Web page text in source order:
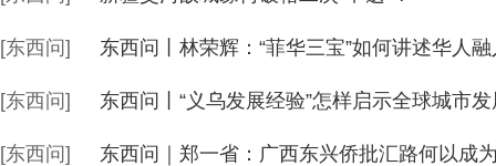
[东西问] 东西问丨林荣辉：“菲华三宝”如何讲述华人
[东西问] 东西问丨“义乌发展经验”怎样启示全球城市
[东西问] 东西问｜郑一省：广西东兴侨批汇路何以成